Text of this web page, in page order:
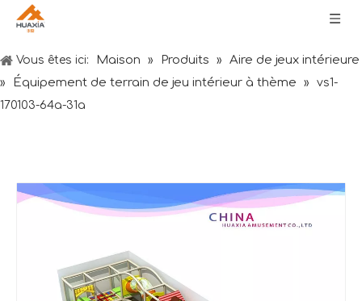
Vous êtes ici: Maison » Produits » Aire de jeux intérieure
» Équipement de terrain de jeu intérieur à thème »
vs1-
170103-64a-31a